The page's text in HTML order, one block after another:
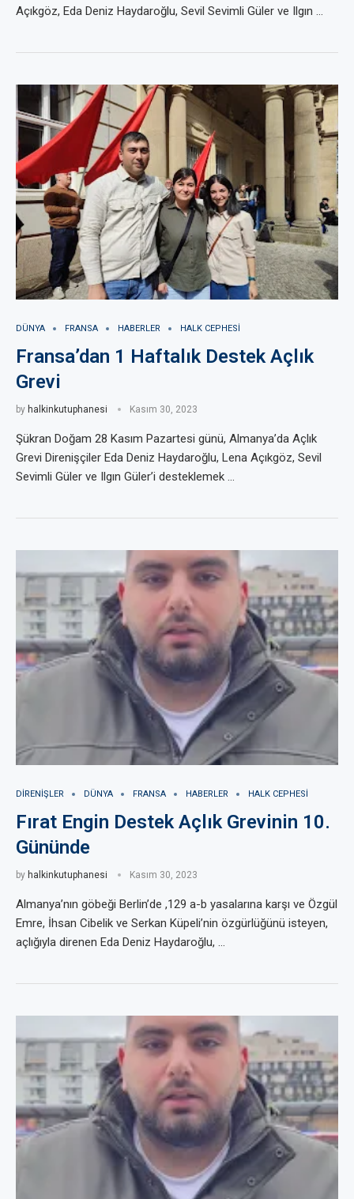
Açıkgöz, Eda Deniz Haydaroğlu, Sevil Sevimli Güler ve Ilgın …
DÜNYA FRANSA HABERLER HALK CEPHESI
Fransa’dan 1 Haftalık Destek Açlık
Grevi
by halkinkutuphanesi Kasım 30, 2023
Şükran Doğam 28 Kasım Pazartesi günü, Almanya’da Açlık
Grevi Direnişçiler Eda Deniz Haydaroğlu, Lena Açıkgöz, Sevil
Sevimli Güler ve Ilgın Güler’i desteklemek …
DIRENIŞLER DÜNYA FRANSA HABERLER HALK CEPHESI
Fırat Engin Destek Açlık Grevinin 10.
Gününde
by halkinkutuphanesi Kasım 30, 2023
Almanya’nın göbeği Berlin’de ,129 a-b yasalarına karşı ve Özgül
Emre, İhsan Cibelik ve Serkan Küpeli’nin özgürlüğünü isteyen,
açlığıyla direnen Eda Deniz Haydaroğlu, …